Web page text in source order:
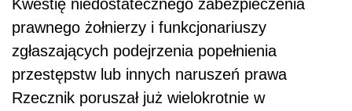
Kwestię niedostatecznego zabezpieczenia
prawnego żołnierzy i funkcjonariuszy
zgłaszających podejrzenia popełnienia
przestępstw lub innych naruszeń prawa
Rzecznik poruszał już wielokrotnie w